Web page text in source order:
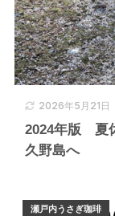
2026年5月21日
2024年版 夏
久野島へ
瀬戸内うさぎ珈琲